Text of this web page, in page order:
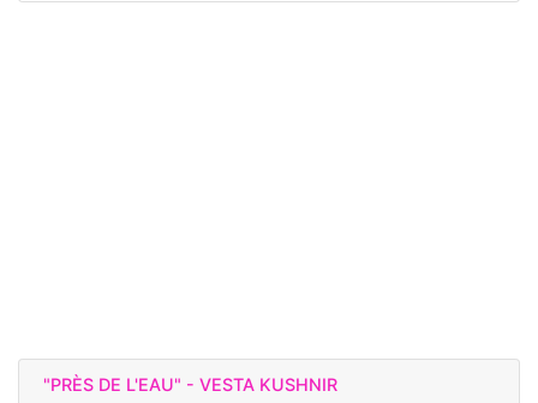
"PRÈS DE L'EAU" - VESTA KUSHNIR